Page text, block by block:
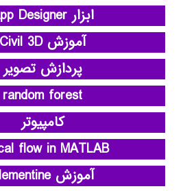
ابزار App Designer
آموزش Civil 3D
پردازش تصویر
random forest
کامپیوتر
flow in MATLAB
آموزش clementine